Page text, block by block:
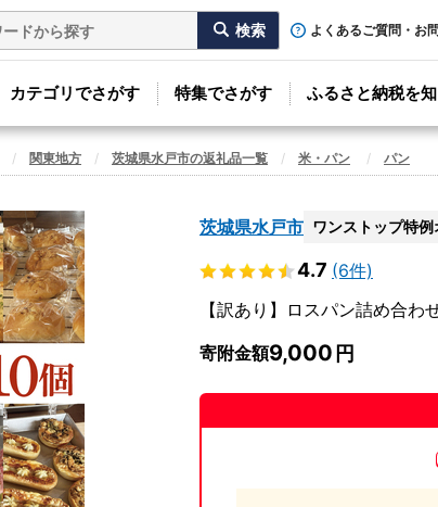
よくあるご質問・お
カテゴリでさがす 特集でさがす ふるさと納税を
関東地方 茨城県水戸市の返礼品一覧 米・パン パン
茨城県水戸市 ワンストップ特
4.7 (6件)
【訳あり】ロスパン詰め合わ
寄附金額9,000